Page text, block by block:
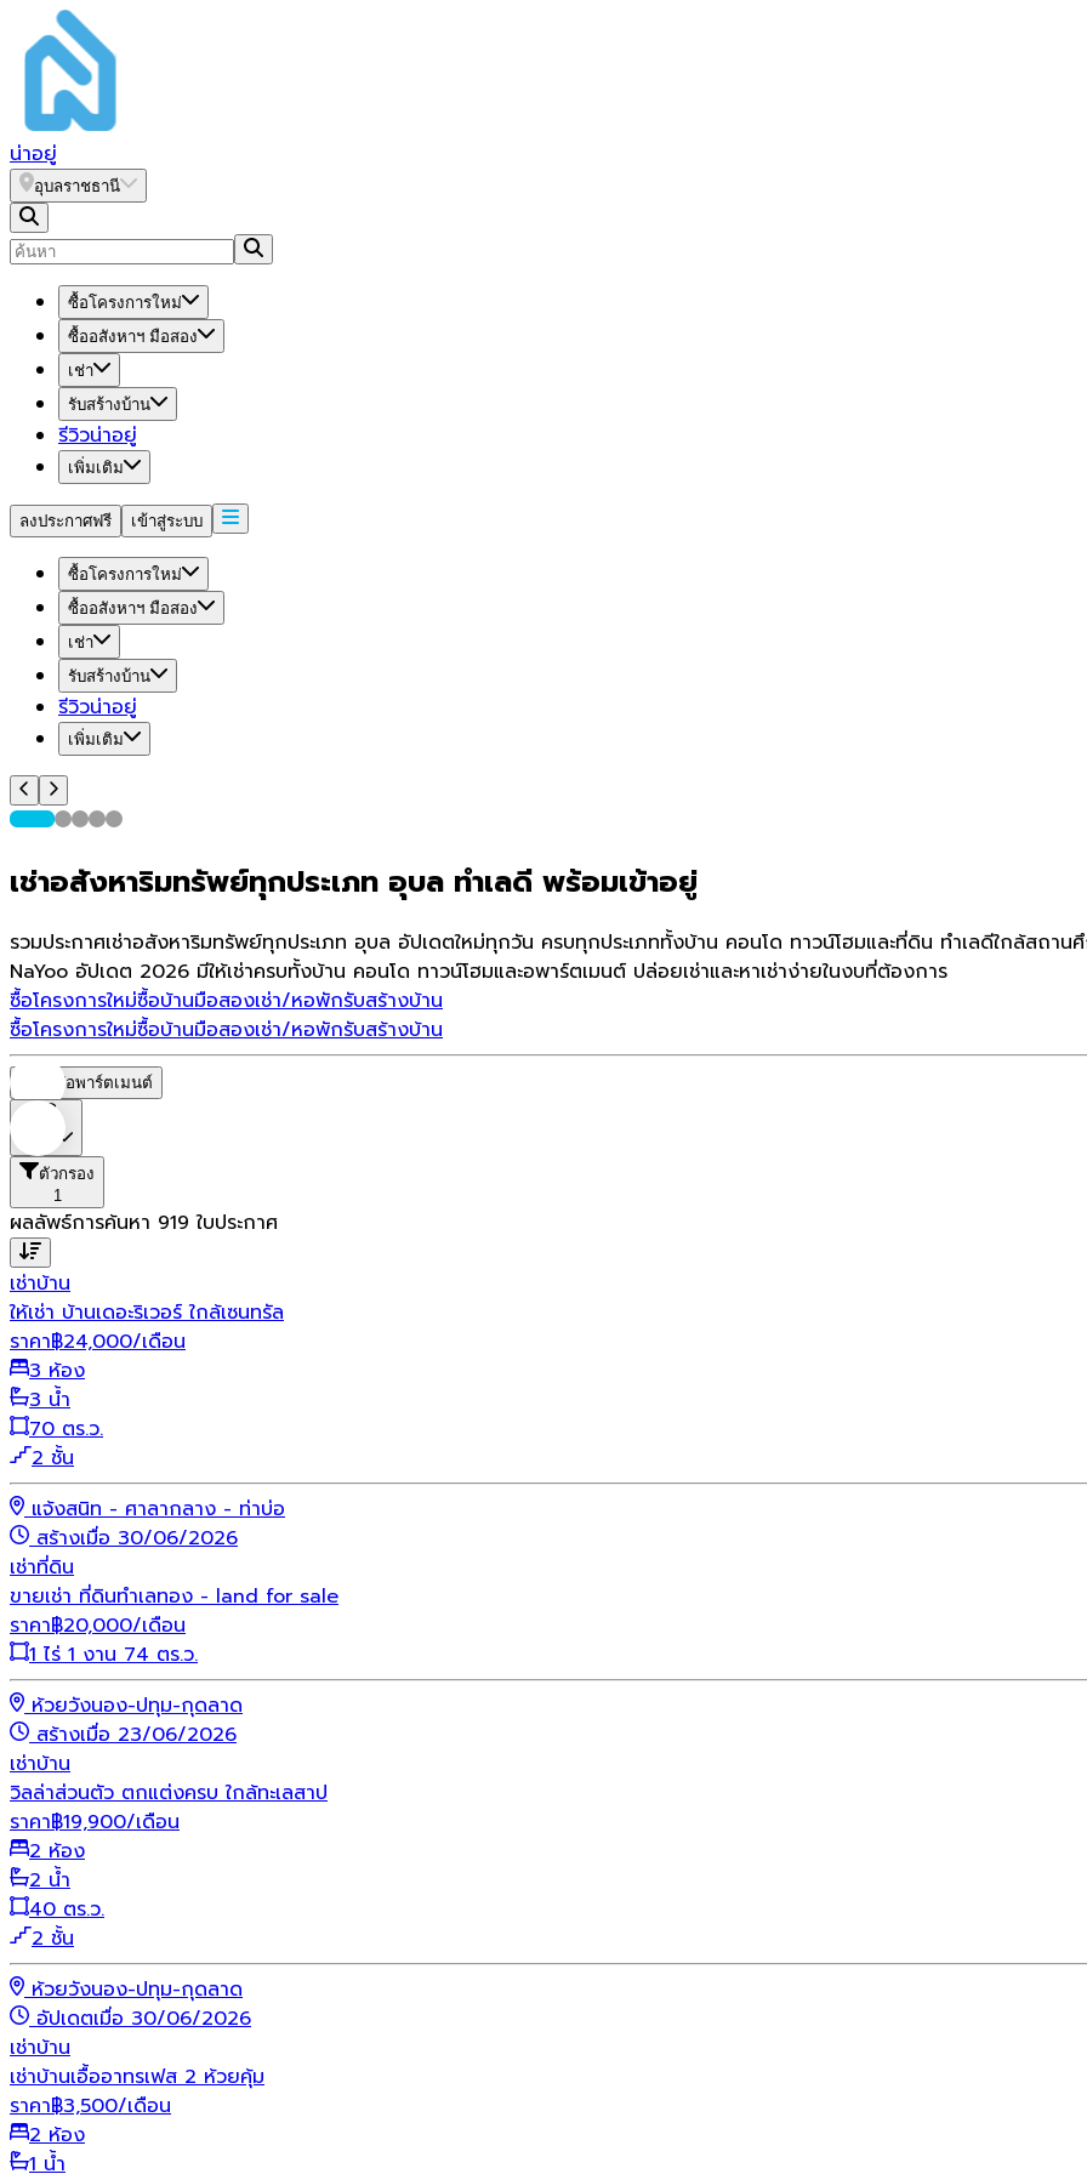
น่าอยู่
อุบลราชธานี
ซื้อโครงการใหม่
ซื้ออสังหาฯ มือสอง
เช่า
รับสร้างบ้าน
รีวิวน่าอยู่
เพิ่มเติม
ลงประกาศฟรี เข้าสู่ระบบ
ซื้อโครงการใหม่
ซื้ออสังหาฯ มือสอง
เช่า
รับสร้างบ้าน
รีวิวน่าอยู่
เพิ่มเติม
เช่าอสังหาริมทรัพย์ทุกประเภท อุบล ทำเลดี พร้อมเข้าอยู่
รวมประกาศเช่าอสังหาริมทรัพย์ทุกประเภท อุบล อัปเดตใหม่ทุกวัน ครบทุกประเภททั้งบ้าน คอนโด ทาวน์โฮมและที่ดิน ทำเลดีใกล้สถา
NaYoo อัปเดต 2026 มีให้เช่าครบทั้งบ้าน คอนโด ทาวน์โฮมและอพาร์ตเมนต์ ปล่อยเช่าและหาเช่าง่ายในงบที่ต้องการ
ซื้อโครงการใหม่ซื้อบ้านมือสองเช่า/หอพักรับสร้างบ้าน
ซื้อโครงการใหม่ซื้อบ้านมือสองเช่า/หอพักรับสร้างบ้าน
หอพัก/อพาร์ตเมนต์
ตัวกรอง
1
ผลลัพธ์การค้นหา 919 ใบประกาศ
เช่าบ้าน
ให้เช่า บ้านเดอะริเวอร์ ใกล้เซนทรัล
ราคา฿24,000/เดือน
3 ห้อง
3 น้ำ
70 ตร.ว.
2 ชั้น
แจ้งสนิท - ศาลากลาง - ท่าบ่อ
สร้างเมื่อ 30/06/2026
เช่าที่ดิน
ขายเช่า ที่ดินทำเลทอง - land for sale
ราคา฿20,000/เดือน
1 ไร่ 1 งาน 74 ตร.ว.
ห้วยวังนอง-ปทุม-กุดลาด
สร้างเมื่อ 23/06/2026
เช่าบ้าน
วิลล่าส่วนตัว ตกแต่งครบ ใกล้ทะเลสาป
ราคา฿19,900/เดือน
2 ห้อง
2 น้ำ
40 ตร.ว.
2 ชั้น
ห้วยวังนอง-ปทุม-กุดลาด
อัปเดตเมื่อ 30/06/2026
เช่าบ้าน
เช่าบ้านเอื้ออาทรเฟส 2 ห้วยคุ้ม
ราคา฿3,500/เดือน
2 ห้อง
1 น้ำ